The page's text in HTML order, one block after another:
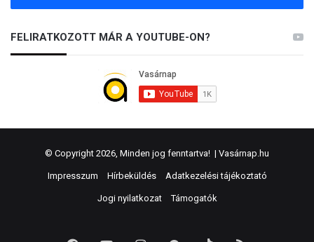
FELIRATKOZOTT MÁR A YOUTUBE-ON?
© Copyright 2026, Minden jog fenntartva! | Vasárnap.hu
Impresszum Hírbeküldés Adatkezelési tájékoztató
Jogi nyilatkozat Támogatók